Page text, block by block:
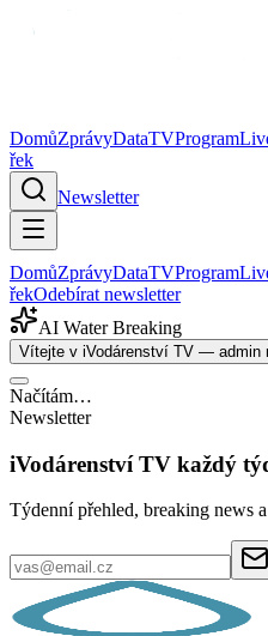
DomůZprávyDataTVProgram
řek
Newsletter
DomůZprávyDataTVProgram
řekOdebírat newsletter
AI Water Breaking
Vítejte v iVodárenství TV — admin
Načítám…
Newsletter
iVodárenství TV každý
Týdenní přehled, breaking news